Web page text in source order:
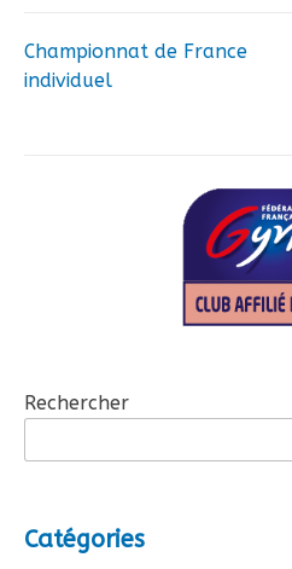
Navigation
Championnat de France
individuel
Rechercher
Catégories